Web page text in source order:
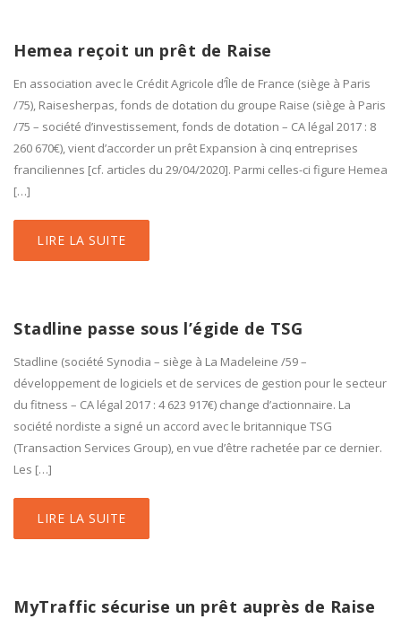
Hemea reçoit un prêt de Raise
En association avec le Crédit Agricole d’Île de France (siège à Paris
/75), Raisesherpas, fonds de dotation du groupe Raise (siège à Paris
/75 – société d’investissement, fonds de dotation – CA légal 2017 : 8
260 670€), vient d’accorder un prêt Expansion à cinq entreprises
franciliennes [cf. articles du 29/04/2020]. Parmi celles-ci figure Hemea
[…]
LIRE LA SUITE
Stadline passe sous l’égide de TSG
Stadline (société Synodia – siège à La Madeleine /59 –
développement de logiciels et de services de gestion pour le secteur
du fitness – CA légal 2017 : 4 623 917€) change d’actionnaire. La
société nordiste a signé un accord avec le britannique TSG
(Transaction Services Group), en vue d’être rachetée par ce dernier.
Les […]
LIRE LA SUITE
MyTraffic sécurise un prêt auprès de Raise